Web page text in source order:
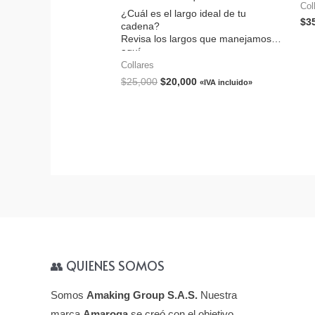
¿Cuál es el largo ideal de tu
cadena?
Revisa los largos que manejamos
aquí.
http://amaroga.com/cual-es-el-largo-
ideal-de-mi-cadena/
Collares
$25,000 $20,000 «IVA incluido»
útil
$
👥 QUIENES SOMOS
Somos Amaking Group S.A.S. Nuestra